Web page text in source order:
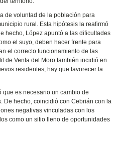
de voluntad de la población para
rural. Esta hipótesis la reafirmó
hecho, López apuntó a las dificultades
el suyo, deben hacer frente para
el correcto funcionamiento de las
de Venta del Moro también incidió en
residentes, hay que favorecer la
es necesario un cambio de
De hecho, coincidió con Cebrián con la
negativas vinculadas con los
como un sitio lleno de oportunidades